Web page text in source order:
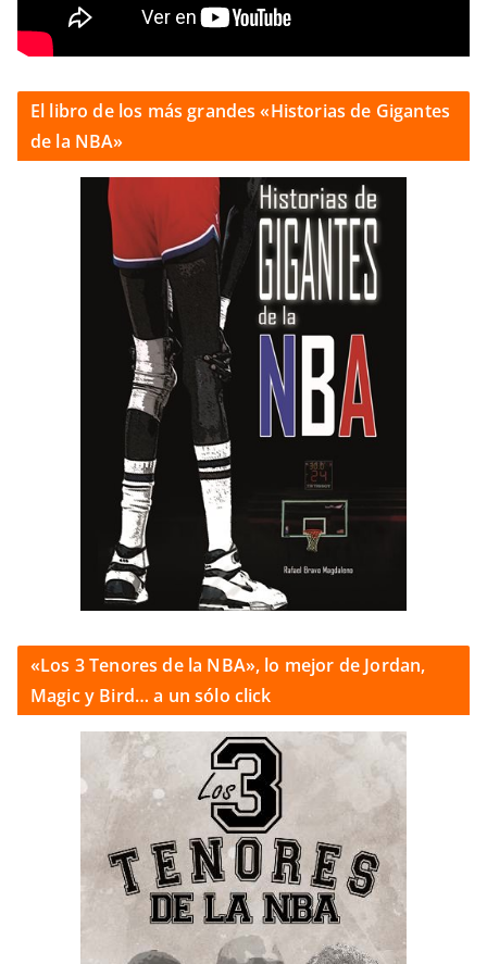
El libro de los más grandes «Historias de Gigantes
de la NBA»
«Los 3 Tenores de la NBA», lo mejor de Jordan,
Magic y Bird… a un sólo click